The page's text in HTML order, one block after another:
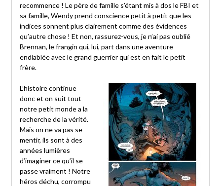
recommence ! Le père de famille s’étant mis à dos le FBI et
sa famille, Wendy prend conscience petit à petit que les
indices sonnent plus clairement comme des évidences
qu’autre chose ! Et non, rassurez-vous, je n’ai pas oublié
Brennan, le frangin qui, lui, part dans une aventure
endiablée avec le grand guerrier qui est en fait le petit
frère.
L’histoire continue
donc et on suit tout
notre petit monde a la
recherche de la vérité.
Mais on ne va pas se
mentir, ils sont à des
années lumières
d’imaginer ce qu’il se
passe vraiment ! Notre
héros déchu, corrompu